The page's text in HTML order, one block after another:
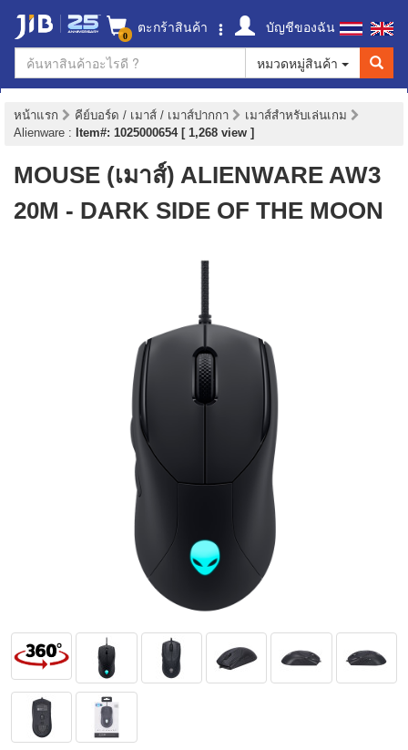
0 ตะกร้าสินค้า
บัญชีของฉัน
หมวดหมู่สินค้า
หน้าแรก คีย์บอร์ด / เมาส์ / เมาส์ปากกา
เมาส์สำหรับเล่นเกม
Alienware : Item#: 1025000654 [ 1,268 view ]
MOUSE (เมาส์) ALIENWARE AW3
20M - DARK SIDE OF THE MOON